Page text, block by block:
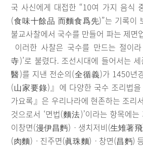
국 사신에게 대접한 “10여 가지 음식
(食味十餘品 而麵食爲先)”는 기록이
불교사찰에서 국수를 만들어 파는 제면
이러한 사찰은 국수를 만드는 절이
寺)’로 불렸다. 조선시대에 들어서는
醫)를 지낸 전순의(全循義)가 1450년
(山家要錄)』에 다양한 국수 조리법
가요록』은 우리나라에 현존하는 조리
것으로서 ‘면법(麵法)’이라는 항목에
이창면(漫伊昌麪)ㆍ생치저비(生雉著
(肉麵)ㆍ진주면(眞珠麵)ㆍ창면(昌麪)